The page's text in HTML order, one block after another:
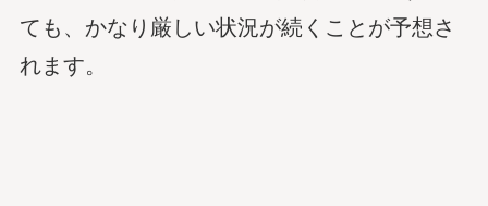
ても、かなり厳しい状況が続くことが予想さ
れます。